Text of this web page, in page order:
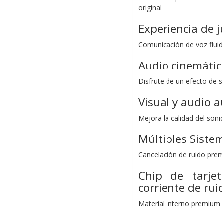
original
Experiencia de
Comunicación de voz
Audio
Disfrute de un efecto de
Visual y audio
Mejora la calidad del
Múltiples
Cancelación de ruido
Chip de
corriente de
Material interno